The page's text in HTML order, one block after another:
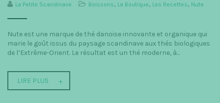
La Petite Scandinave Boissons, La Boutique, Les Recettes, Nute
Nute est une marque de thé danoise innovante et organique qui
marie le goût issus du paysage scandinave aux thés biologiques
de l’Extrême-Orient. Le résultat est un thé moderne, à...
LIRE PLUS